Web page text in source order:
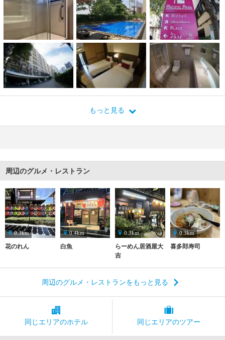
もっと見る
周辺のグルメ・レストラン
0.3km
花のれん
0.4km
白魚
0.3km
らーめん居酒屋大
吉
0.3km
喜多郎寿司
周辺のグルメ・レストランをもっと見る
同じエリアのホテル 同じエリアのツアー